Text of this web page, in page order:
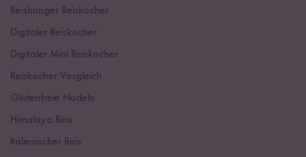
Reishunger Reiskocher
Digitaler Reiskocher
Digitaler Mini Reiskocher
Reiskocher Vergleich
Glutenfreie Nudeln
Himalaya Reis
Italienischer Reis